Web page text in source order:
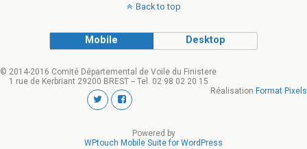
Back to top
Mobile Desktop
© 2014-2016 Comité Départemental de Voile du Finistere
1 rue de Kerbriant 29200 BREST -- Tel. 02 98 02 20 15
Réalisation Format Pixels
Powered by
WPtouch Mobile Suite for WordPress